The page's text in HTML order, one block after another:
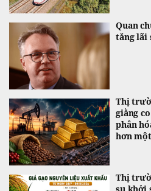
Quan
tăng lãi
Thị
giằng
phân
hơn
Thị
su khởi